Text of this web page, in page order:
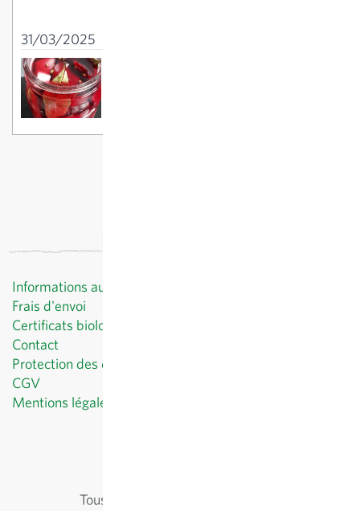
31/03/2025
Informations au client
Frais d'envoi
Certificats biologiques
Contact
Protection des données
CGV
Mentions légales
Tous les prix